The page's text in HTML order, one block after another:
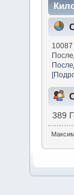
389